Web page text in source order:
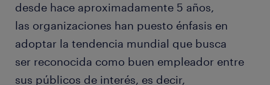
desde hace aproximadamente 5 años,
las organizaciones han puesto énfasis en
adoptar la tendencia mundial que busca
ser reconocida como buen empleador entre
sus públicos de interés, es decir,